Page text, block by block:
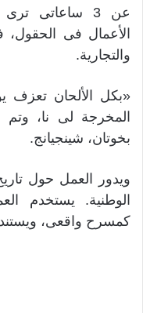
عن 3 ساعاتى
الأعمال فى الحقول،
والتجارية.
«بكل الألحان تعزف
المخرجة لى نا، وتم
بخوتان، شينجيانج.
ويدور العمل حول
الوطنية. يستخدم
كمسرح واقعى، ويستند